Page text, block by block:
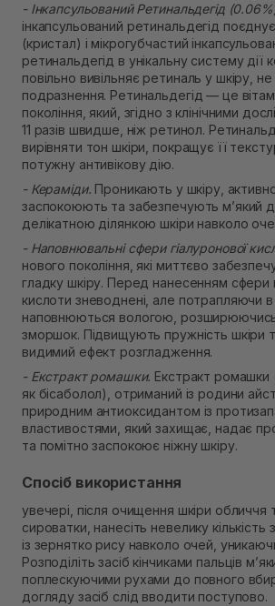
- Інкапсульований Ретинальдегід
інкапсульований ретинальдегід
(кристал) і мікрогубчастий
ретинальдегід в унікальну систему дії
повільно вивільняє ретиналь у шкіру,
подразнення. Ретинальдегід — це
покоління, який, згідно з клінічними
11 разів швидше, ніж ретинол.
вирівняти тон шкіри, покращує її
потужну антивікову дію.
- Кераміди. Проникають у шкіру,
заспокоюють та забезпечують мʼякий
делікатною ділянкою шкіри навколо
- Наповнювальні сфери гіалуронової
нового покоління, які миттєво
гладку шкіру. Перед нанесенням сфери
кислоти зневоднені, але потрапляючи в
наповнюються вологою, розширюючись у
зморшок. Підвищують пружність шкіри
видимий ефект розгладження.
- Екстракт ромашки. Екстракт ромашки
як бісаболол), отриманий із родини
природним антиоксидантом із
властивостями, який захищає, надає
та помітно заспокоює ніжну шкіру.
Спосіб використання
увечері, після очищення шкіри обличчя
сироватки, нанесіть невелику
із зернятко рису навколо очей,
Розподіліть засіб кінчиками пальців
поплескуючими рухами до повного
догляду засіб слід вводити поступово.